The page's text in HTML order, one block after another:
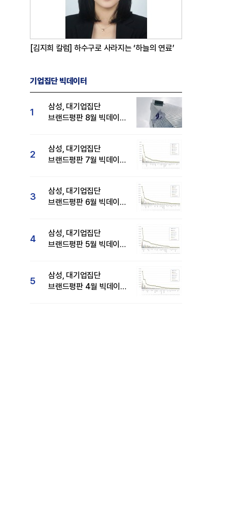
[김지희 칼럼] 하수구로 사라지는 ‘하늘의 연료’
기업집단 빅데이터
1
삼성, 대기업집단
브랜드평판 8월 빅데이터
2
삼성, 대기업집단
브랜드평판 7월 빅데이터
3
삼성, 대기업집단
브랜드평판 6월 빅데이터
4
삼성, 대기업집단
브랜드평판 5월 빅데이터
5
삼성, 대기업집단
브랜드평판 4월 빅데이터